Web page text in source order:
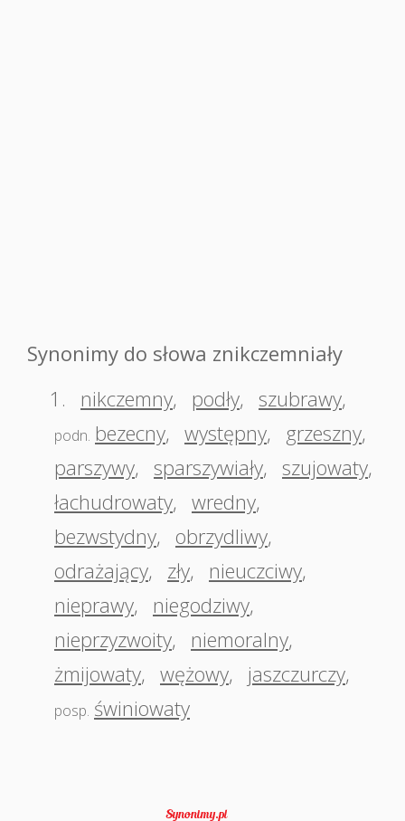
Synonimy do słowa znikczemniały
1.
nikczemny, podły, szubrawy,
podn. bezecny, występny, grzeszny,
parszywy, sparszywiały, szujowaty,
łachudrowaty, wredny,
bezwstydny, obrzydliwy,
odrażający, zły, nieuczciwy,
nieprawy, niegodziwy,
nieprzyzwoity, niemoralny,
żmijowaty, wężowy, jaszczurczy,
posp. świniowaty